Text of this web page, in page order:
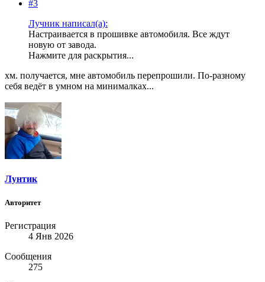
#3
Лучник написал(а):
Настраивается в прошивке автомобиля. Все ждут
новую от завода.
Нажмите для раскрытия...
хм. получается, мне автомобиль перепрошили. По-разному
себя ведёт в умном на минималках...
Лунтик
Авторитет
Регистрация
4 Янв 2026
Сообщения
275